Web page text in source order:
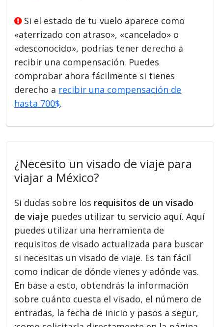
Si el estado de tu vuelo aparece como
«aterrizado con atraso», «cancelado» o
«desconocido», podrías tener derecho a
recibir una compensación. Puedes
comprobar ahora fácilmente si tienes
derecho a recibir una compensación de
hasta 700$.
¿Necesito un visado de viaje para
viajar a México?
Si dudas sobre los requisitos de un visado
de viaje puedes utilizar tu servicio aquí. Aquí
puedes utilizar una herramienta de
requisitos de visado actualizada para buscar
si necesitas un visado de viaje. Es tan fácil
como indicar de dónde vienes y adónde vas.
En base a esto, obtendrás la información
sobre cuánto cuesta el visado, el número de
entradas, la fecha de inicio y pasos a segur,